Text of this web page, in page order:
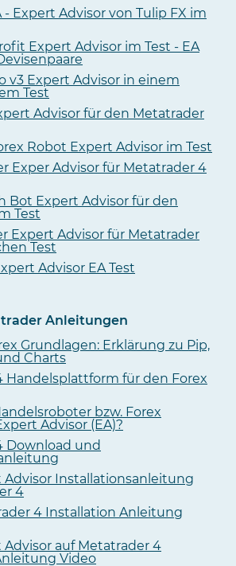
- Expert Advisor von Tulip FX im
Expert Advisor im Test - EA
v3 Expert Advisor in einem
Test
Advisor für den Metatrader
Robot Expert Advisor im Test
Exper Advisor für Metatrader 4
Bot Expert Advisor für den
Test
Expert Advisor für Metatrader
Test
Advisor EA Test
Anleitungen
Grundlagen: Erklärung zu Pip,
Charts
Handelsplattform für den Forex
bzw. Forex
Advisor (EA)?
Download und
Advisor Installationsanleitung
4
4 Installation Anleitung
Advisor auf Metatrader 4
Video